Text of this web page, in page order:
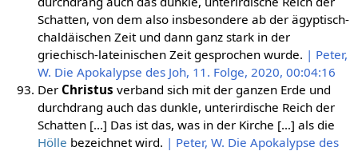
Schatten, von dem also insbesondere ab der ägyptisch-
chaldäischen Zeit und dann ganz stark in der
griechisch-lateinischen Zeit gesprochen wurde. | Peter,
W. Die Apokalypse des Joh, 11. Folge, 2020, 00:04:16
Der Christus verband sich mit der ganzen Erde und
durchdrang auch das dunkle, unterirdische Reich der
Schatten […] Das ist das, was in der Kirche […] als die
Hölle bezeichnet wird. | Peter, W. Die Apokalypse des